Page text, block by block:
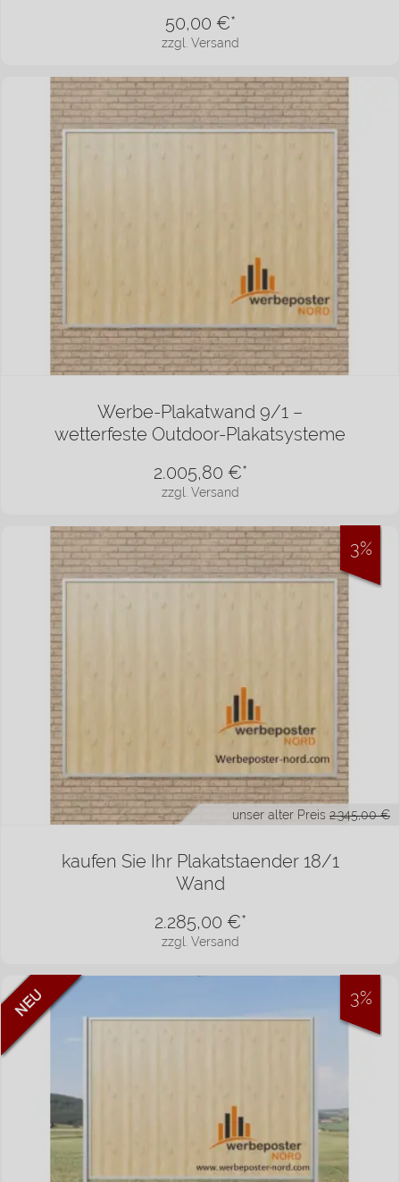
zzgl. Versand
50,00 €*
Werbe-Plakatwand 9/1 –
wetterfeste Outdoor-Plakatsysteme
zzgl. Versand
2.005,80 €*
unser alter Preis 2.345,00 €
kaufen Sie Ihr Plakatstaender 18/1
Wand
zzgl. Versand
2.285,00 €*
3%
3%